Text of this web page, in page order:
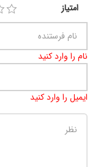
امتیاز
نام را وارد کنید
ایمیل را وارد کنید